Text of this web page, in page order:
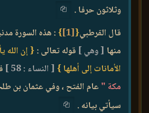
وثلاثون حرفا .
قال القرطبي{
[1]
} : هذه السورة
منها [ وهي ] قوله تعالى : { إن الله
الأمانات إلى أهلها } [ النساء : 58 ]
مكة " عام الفتح ، وفي عثمان بن
سيأتي بيانه .